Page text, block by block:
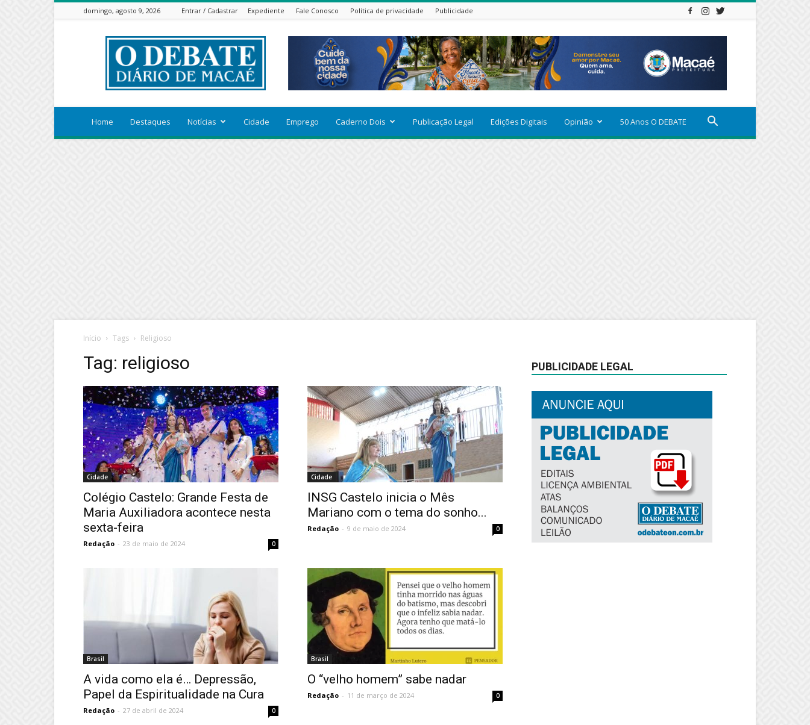
domingo, agosto 9, 2026 Entrar / Cadastrar Expediente Fale Conosco Política de privacidade Publicidade
ODEBATEON
Home Destaques Notícias Cidade Emprego Caderno Dois Publicação Legal Edições Digitais Opinião 50 Anos O DEBATE
Início Tags Religioso
Tag: religioso
Cidade
Colégio Castelo: Grande Festa de
Maria Auxiliadora acontece nesta
sexta-feira
Redação - 23 de maio de 2024 0
Cidade
INSG Castelo inicia o Mês
Mariano com o tema do sonho...
Redação - 9 de maio de 2024 0
Brasil
A vida como ela é… Depressão,
Papel da Espiritualidade na Cura
Redação - 27 de abril de 2024 0
Brasil
O “velho homem” sabe nadar
Redação - 11 de março de 2024 0
PUBLICIDADE LEGAL